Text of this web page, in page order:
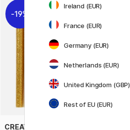
19%
CREATIV COMPANY
Ireland (EUR)
France (EUR)
Germany (EUR)
Netherlands (EUR)
United Kingdom (GBP)
Rest of EU (EUR)